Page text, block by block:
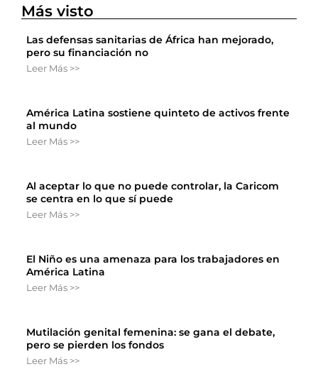
Más visto
Las defensas sanitarias de África han mejorado,
pero su financiación no
Leer Más >>
América Latina sostiene quinteto de activos frente
al mundo
Leer Más >>
Al aceptar lo que no puede controlar, la Caricom
se centra en lo que sí puede
Leer Más >>
El Niño es una amenaza para los trabajadores en
América Latina
Leer Más >>
Mutilación genital femenina: se gana el debate,
pero se pierden los fondos
Leer Más >>